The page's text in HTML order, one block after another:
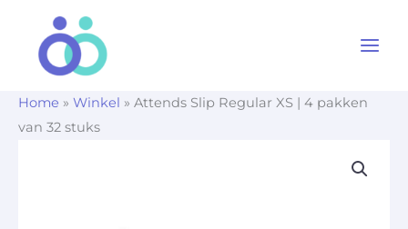
Home » Winkel » Attends Slip Regular XS | 4 pakken
van 32 stuks